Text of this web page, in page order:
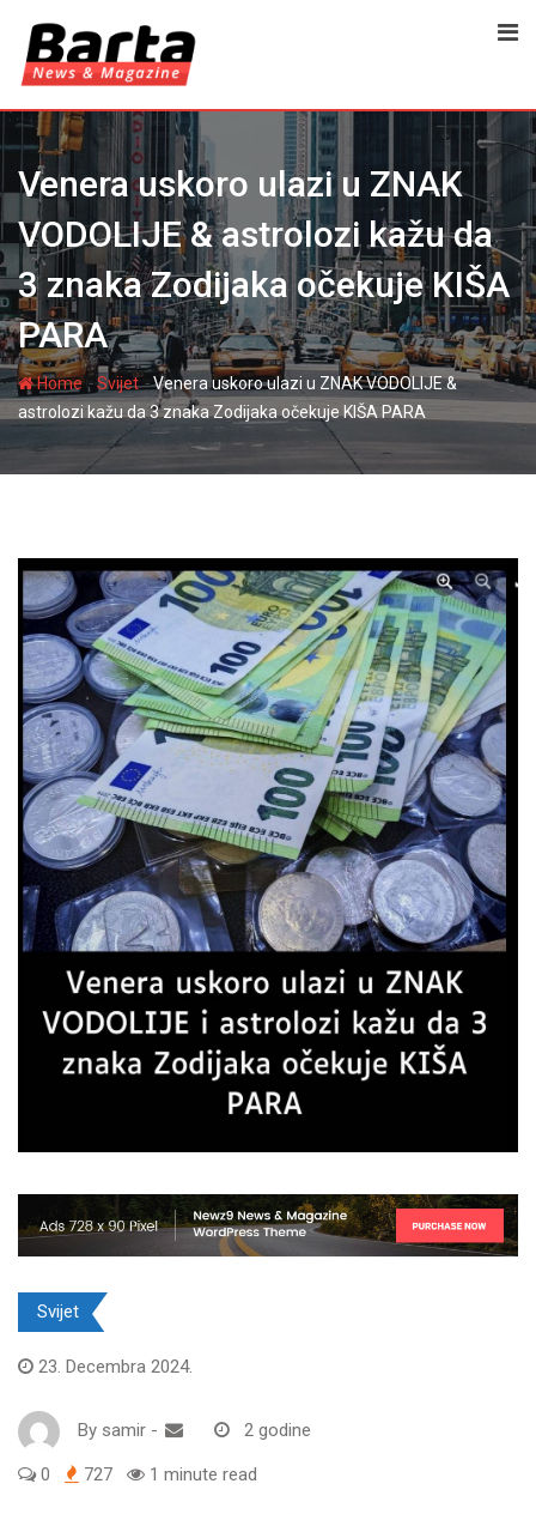
content
Venera uskoro ulazi u ZNAK
VODOLIJE & astrolozi kažu da
3 znaka Zodijaka očekuje KIŠA
PARA
Home-Svijet-Venera uskoro ulazi u ZNAK VODOLIJE &
astrolozi kažu da 3 znaka Zodijaka očekuje KIŠA PARA
Svijet
23. Decembra 2024.
By samir - 2 godine
0 727 1 minute read